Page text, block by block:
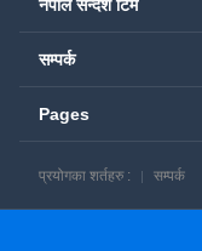
नेपाल सन्देश टिम
सम्पर्क
Pages
प्रयोगका शर्तहरु : सम्पर्क